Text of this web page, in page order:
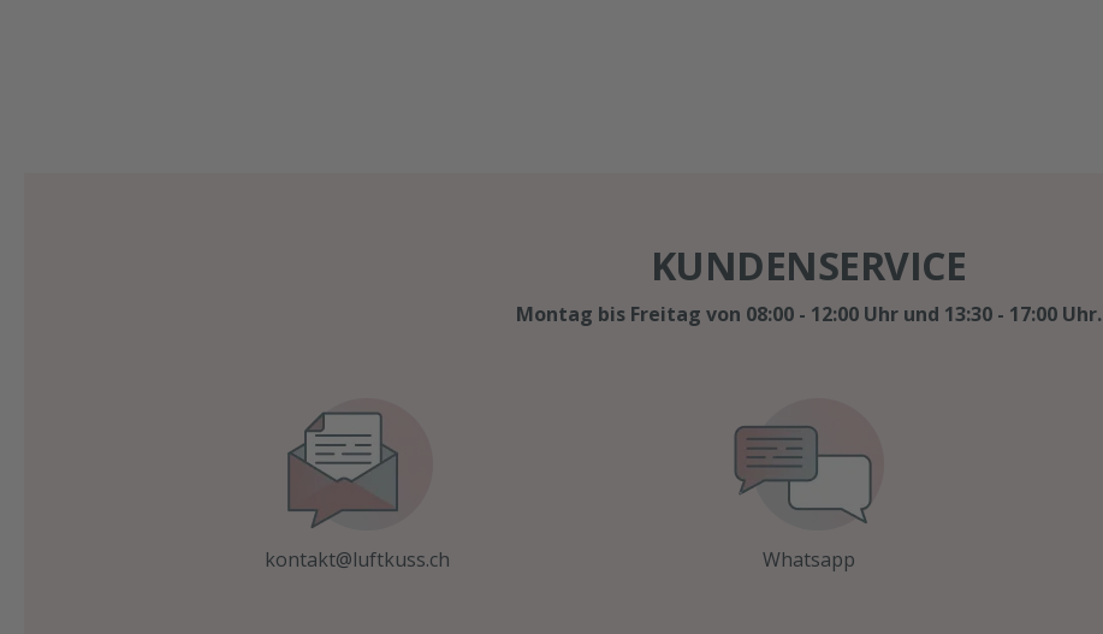
KUNDENSERVICE
Montag bis Freitag von 08:00 - 12:00 Uhr und 13:30 - 17:00 Uhr.
kontakt@luftkuss.ch Whatsapp